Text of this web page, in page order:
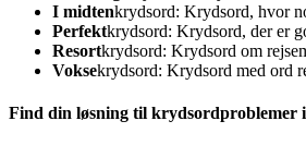
I midtenkrydsord: Krydsord, hvor
Perfektkrydsord: Krydsord, der er
Resortkrydsord: Krydsord om
Voksekrydsord: Krydsord med ord
Find din løsning til krydsordproblemer